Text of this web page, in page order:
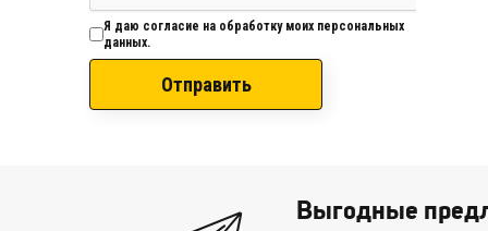
Я даю согласие на обработку моих персональных
данных.
Отправить
Выгодные